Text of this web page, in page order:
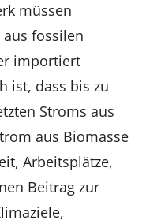
müssen
fossilen
importiert
ist, dass bis zu
Stroms aus
aus Biomasse
Arbeitsplätze,
Beitrag zur